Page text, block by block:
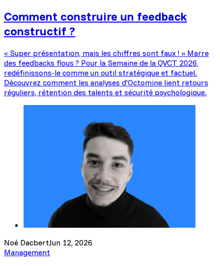
Comment construire un feedback
constructif ?
« Super présentation, mais les chiffres sont faux ! » Marre
des feedbacks flous ? Pour la Semaine de la QVCT 2026,
redéfinissons-le comme un outil stratégique et factuel.
Découvrez comment les analyses d'Octomine lient retours
réguliers, rétention des talents et sécurité psychologique.
Noé DacbertJun 12, 2026
Management